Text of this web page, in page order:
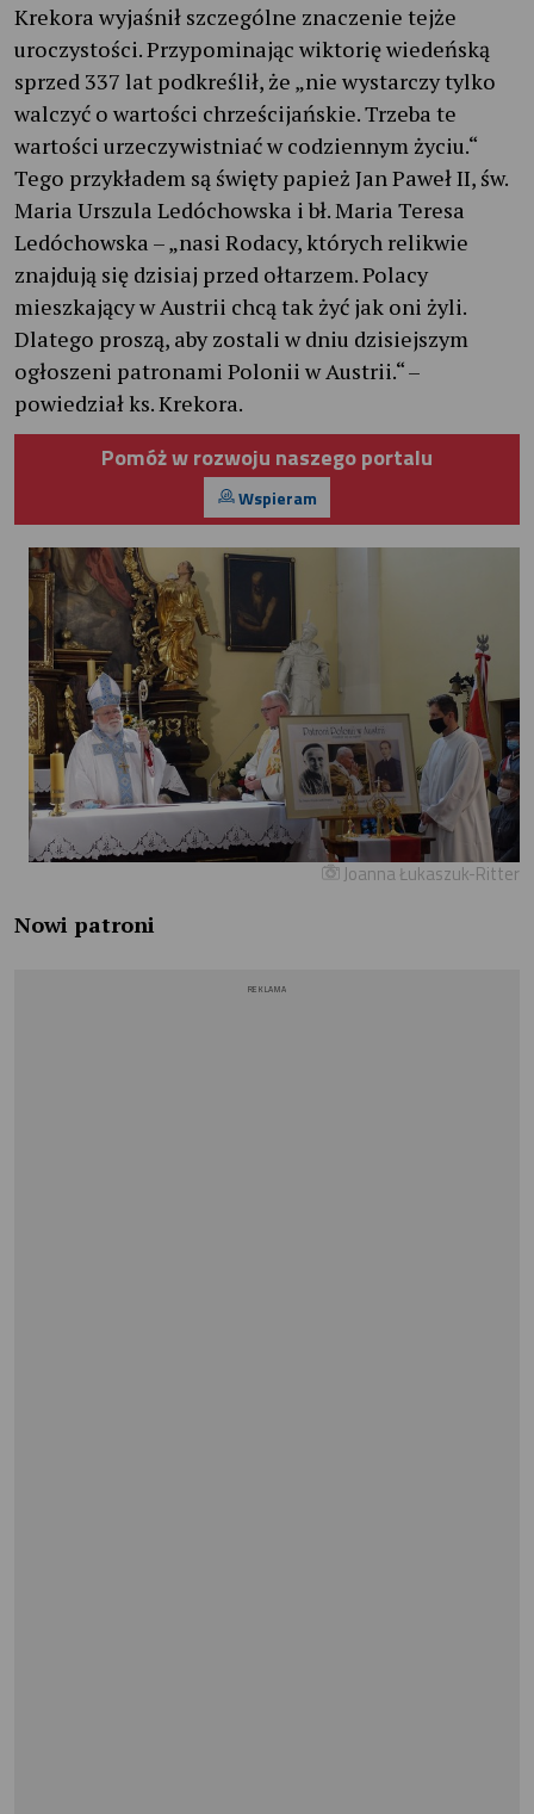
Krekora wyjaśnił szczególne znaczenie tejże
uroczystości. Przypominając wiktorię wiedeńską
sprzed 337 lat podkreślił, że „nie wystarczy tylko
walczyć o wartości chrześcijańskie. Trzeba te
wartości urzeczywistniać w codziennym życiu.“
Tego przykładem są święty papież Jan Paweł II, św.
Maria Urszula Ledóchowska i bł. Maria Teresa
Ledóchowska – „nasi Rodacy, których relikwie
znajdują się dzisiaj przed ołtarzem. Polacy
mieszkający w Austrii chcą tak żyć jak oni żyli.
Dlatego proszą, aby zostali w dniu dzisiejszym
ogłoszeni patronami Polonii w Austrii.“ –
powiedział ks. Krekora.
Pomóż w rozwoju naszego portalu
Wspieram
Joanna Łukaszuk-Ritter
Nowi patroni
REKLAMA